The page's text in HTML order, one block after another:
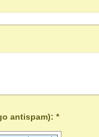
Captcha (código antispam): *